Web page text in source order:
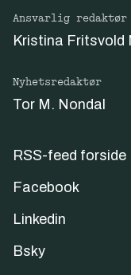
Ansvarlig redaktør
Kristina Fritsvold
Nyhetsredaktør
Tor M. Nondal
RSS-feed forside
Facebook
Linkedin
Bsky